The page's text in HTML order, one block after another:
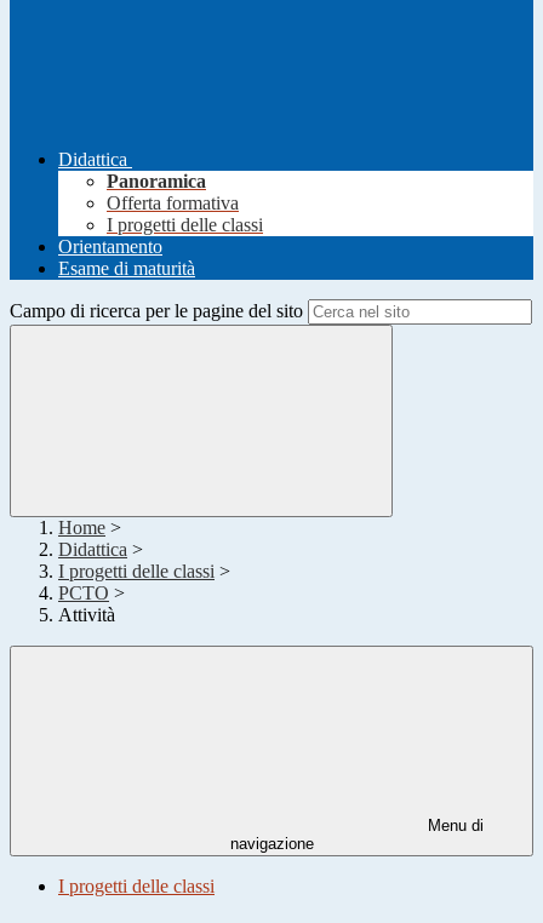
Didattica
Panoramica
Offerta formativa
I progetti delle classi
Orientamento
Esame di maturità
Campo di ricerca per le pagine del sito
Home >
Didattica >
I progetti delle classi >
PCTO >
Attività
Menu di
navigazione
I progetti delle classi